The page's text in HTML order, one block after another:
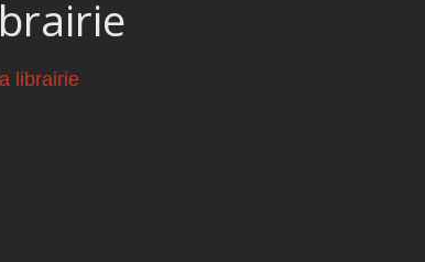
librairie